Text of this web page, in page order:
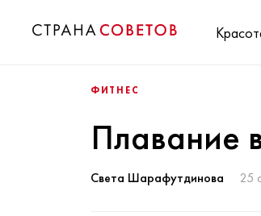
ФИТНЕС
Плавание
Света Шарафутдинова 25